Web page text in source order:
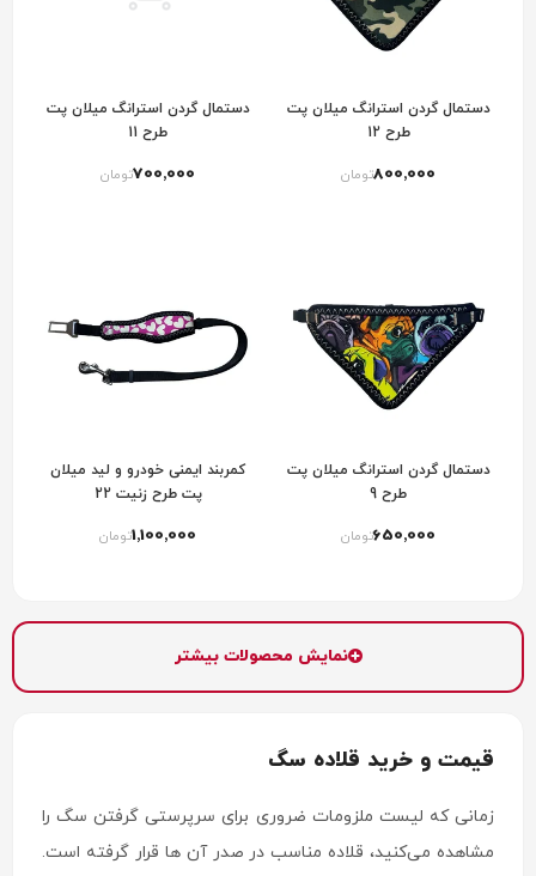
دستمال گردن استرانگ میلان پت
طرح 12
800٬000تومان
دستمال گردن استرانگ میلان پت
طرح 11
700٬000تومان
دستمال گردن استرانگ میلان پت
طرح 9
650٬000تومان
کمربند ایمنی خودرو و لید میلان
پت طرح زنیت 22
1٬100٬000تومان
نمایش محصولات بیشتر
قیمت و خرید قلاده سگ
زمانی که لیست ملزومات ضروری برای سرپرستی گرفتن سگ را
مشاهده می‌کنید، قلاده مناسب در صدر آن ها قرار گرفته است.